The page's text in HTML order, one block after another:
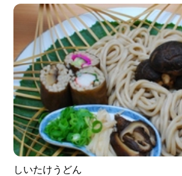
しいたけうどん